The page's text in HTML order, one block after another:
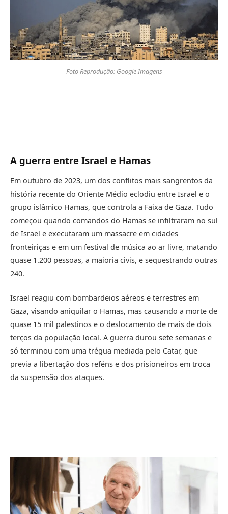
Foto Reprodução: Google Imagens
A guerra entre Israel e Hamas
Em outubro de 2023, um dos conflitos mais sangrentos da
história recente do Oriente Médio eclodiu entre Israel e o
grupo islâmico Hamas, que controla a Faixa de Gaza. Tudo
começou quando comandos do Hamas se infiltraram no sul
de Israel e executaram um massacre em cidades
fronteiriças e em um festival de música ao ar livre, matando
quase 1.200 pessoas, a maioria civis, e sequestrando outras
240.
Israel reagiu com bombardeios aéreos e terrestres em
Gaza, visando aniquilar o Hamas, mas causando a morte de
quase 15 mil palestinos e o deslocamento de mais de dois
terços da população local. A guerra durou sete semanas e
só terminou com uma trégua mediada pelo Catar, que
previa a libertação dos reféns e dos prisioneiros em troca
da suspensão dos ataques.